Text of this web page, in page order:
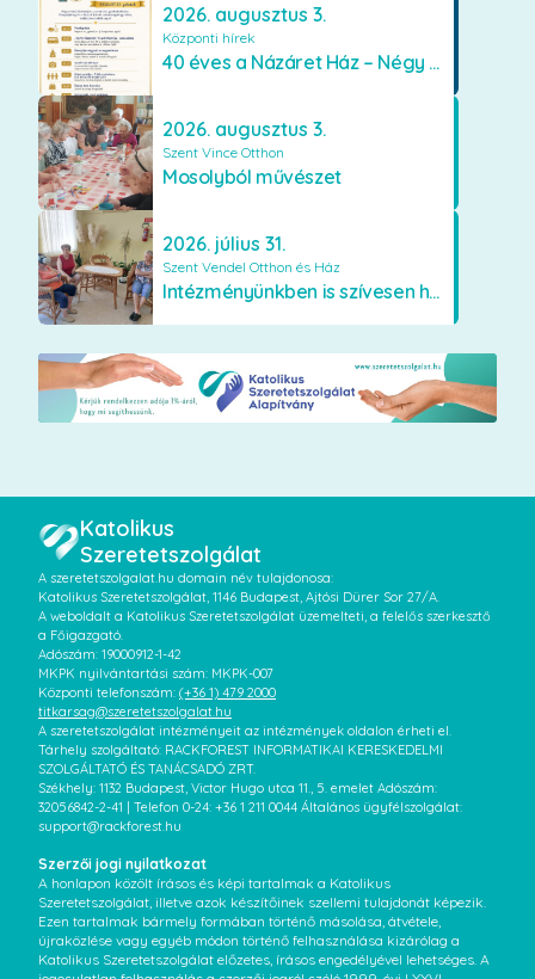
2026. augusztus 3.
Központi hírek
40 éves a Názáret Ház – Négy évtized szeretetben és gondoskodásban
2026. augusztus 3.
Szent Vince Otthon
Mosolyból művészet
2026. július 31.
Szent Vendel Otthon és Ház
Intézményünkben is szívesen használják a VR szemüveget
Katolikus
Szeretetszolgálat
A szeretetszolgalat.hu domain név tulajdonosa:
Katolikus Szeretetszolgálat, 1146 Budapest, Ajtósi Dürer Sor 27/A.
A weboldalt a Katolikus Szeretetszolgálat üzemelteti, a felelős szerkesztő
a Főigazgató.
Adószám: 19000912-1-42
MKPK nyilvántartási szám: MKPK-007
Központi telefonszám: (+36 1) 479 2000
titkarsag@szeretetszolgalat.hu
A szeretetszolgálat intézményeit az intézmények oldalon érheti el.
Tárhely szolgáltató: RACKFOREST INFORMATIKAI KERESKEDELMI
SZOLGÁLTATÓ ÉS TANÁCSADÓ ZRT.
Székhely: 1132 Budapest, Victor Hugo utca 11., 5. emelet Adószám:
32056842-2-41 | Telefon 0-24: +36 1 211 0044 Általános ügyfélszolgálat:
support@rackforest.hu
Szerzői jogi nyilatkozat
A honlapon közölt írásos és képi tartalmak a Katolikus
Szeretetszolgálat, illetve azok készítőinek szellemi tulajdonát képezik.
Ezen tartalmak bármely formában történő másolása, átvétele,
újraközlése vagy egyéb módon történő felhasználása kizárólag a
Katolikus Szeretetszolgálat előzetes, írásos engedélyével lehetséges. A